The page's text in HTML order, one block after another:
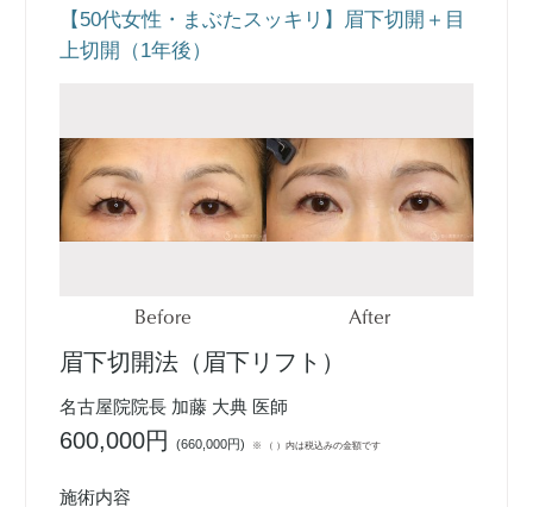
【50代女性・まぶたスッキリ】眉下切開＋目
上切開（1年後）
Before After
眉下切開法（眉下リフト）
名古屋院院長 加藤 大典 医師
600,000円(660,000円) ※ （ ）内は税込みの金額です
施術内容